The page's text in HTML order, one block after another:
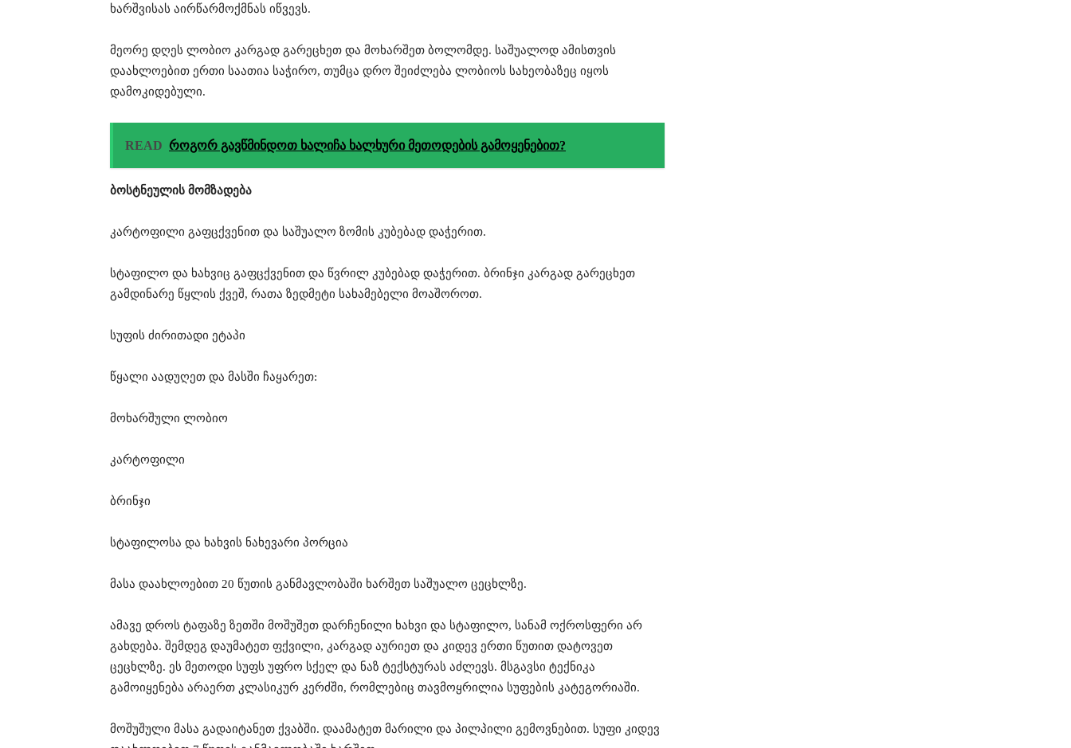
ხარშვისას აირწარმოქმნას იწვევს.
მეორე დღეს ლობიო კარგად გარეცხეთ და მოხარშეთ ბოლომდე. საშუალოდ ამისთვის
დაახლოებით ერთი საათია საჭირო, თუმცა დრო შეიძლება ლობიოს სახეობაზეც იყოს
დამოკიდებული.
READ როგორ გავწმინდოთ ხალიჩა ხალხური მეთოდების გამოყენებით?
ბოსტნეულის მომზადება
კარტოფილი გაფცქვენით და საშუალო ზომის კუბებად დაჭერით.
სტაფილო და ხახვიც გაფცქვენით და წვრილ კუბებად დაჭერით. ბრინჯი კარგად გარეცხეთ
გამდინარე წყლის ქვეშ, რათა ზედმეტი სახამებელი მოაშოროთ.
სუფის ძირითადი ეტაპი
წყალი აადუღეთ და მასში ჩაყარეთ:
მოხარშული ლობიო
კარტოფილი
ბრინჯი
სტაფილოსა და ხახვის ნახევარი პორცია
მასა დაახლოებით 20 წუთის განმავლობაში ხარშეთ საშუალო ცეცხლზე.
ამავე დროს ტაფაზე ზეთში მოშუშეთ დარჩენილი ხახვი და სტაფილო, სანამ ოქროსფერი არ
გახდება. შემდეგ დაუმატეთ ფქვილი, კარგად აურიეთ და კიდევ ერთი წუთით დატოვეთ
ცეცხლზე. ეს მეთოდი სუფს უფრო სქელ და ნაზ ტექსტურას აძლევს. მსგავსი ტექნიკა
გამოიყენება არაერთ კლასიკურ კერძში, რომლებიც თავმოყრილია სუფების კატეგორიაში.
მოშუშული მასა გადაიტანეთ ქვაბში. დაამატეთ მარილი და პილპილი გემოვნებით. სუფი კიდევ